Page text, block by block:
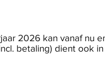
2026 kan vanaf nu
betaling) dient ook